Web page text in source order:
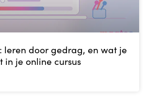
leren door gedrag, en wat je
in je online cursus